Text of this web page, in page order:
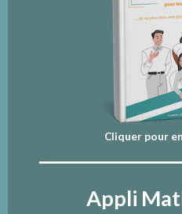
Cliquer pour
Appli